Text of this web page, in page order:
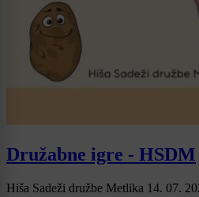
Družabne igre - HSDM
Hiša Sadeži družbe Metlika 14. 07.